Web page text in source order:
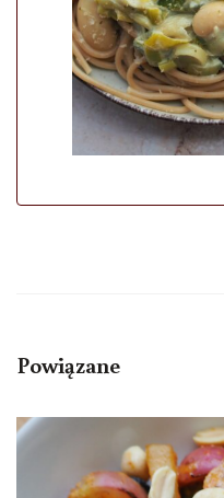
Powiązane